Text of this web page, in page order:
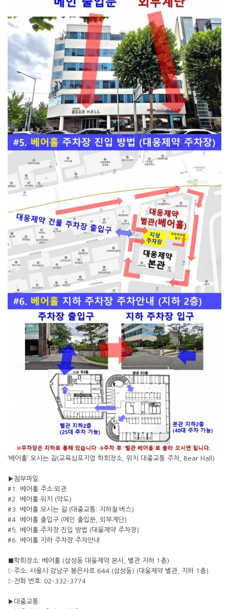
‘베어홀’ 오시는 길(교육심포지엄 학회장소, 위치.대중교통.주차, Bear Hall)
▶첨부파일:
#1. 베어홀 주소·외관
#2. 베어홀 위치 (약도)
#3. 베어홀 오시는 길 (대중교통: 지하철·버스)
#4. 베어홀 출입구 (메인 출입문, 외부계단)
#5. 베어홀 주차장 진입 방법 (대웅제약 주차장)
#6. 베어홀 지하 주차장 주차안내
■학회장소: 베어홀 (삼성동 대웅제약 본사, 별관 지하 1층)
▷주소: 서울시 강남구 봉은사로 644 (삼성동) (대웅제약 별관, 지하 1층)
▷전화 번호: 02-332-3774
▶대중교통: